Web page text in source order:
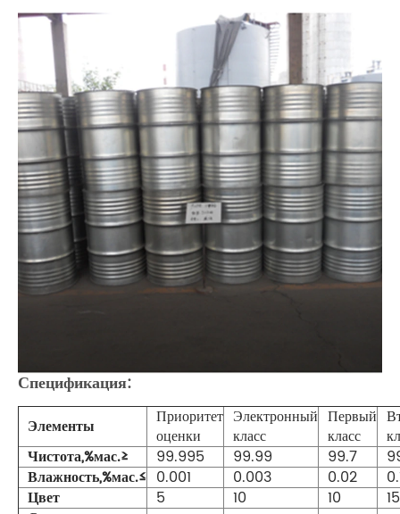
Спецификация:
Элементы
Приоритет
оценки
Электронный
класс
Первый
класс
Чистота,%мас.≥
99.995 99.99 99.7
Влажность,%мас.≤ 0.001 0.003 0.02
Цвет
5 10 10
15